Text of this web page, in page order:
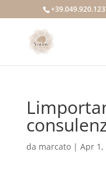
da marcato| Apr 1,